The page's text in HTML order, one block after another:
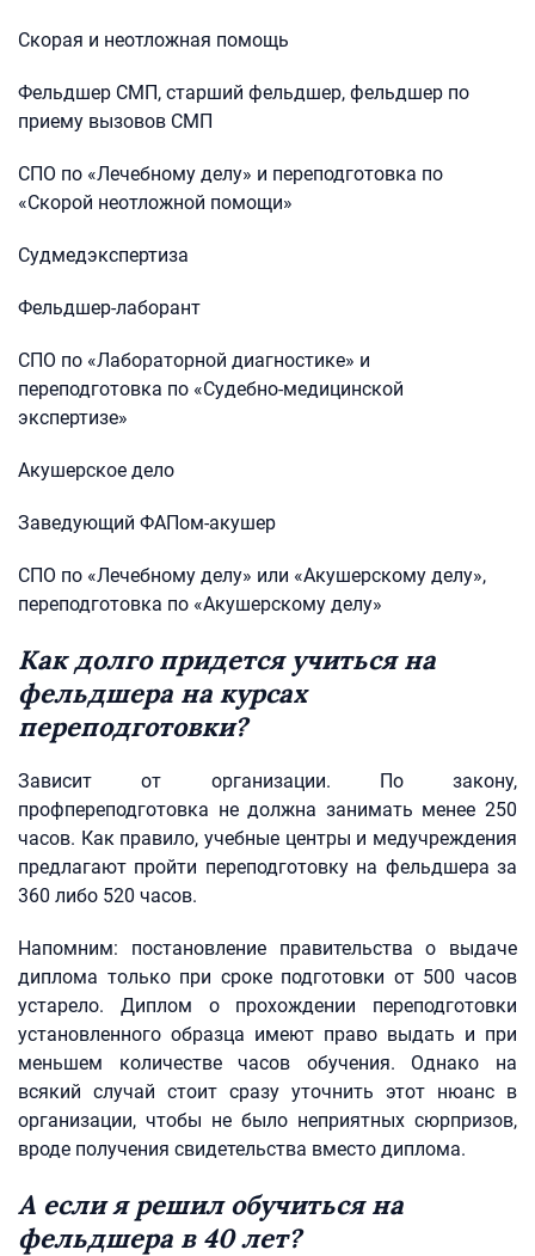
Скорая и неотложная помощь
Фельдшер СМП, старший фельдшер, фельдшер по
приему вызовов СМП
СПО по «Лечебному делу» и переподготовка по
«Скорой неотложной помощи»
Судмедэкспертиза
Фельдшер-лаборант
СПО по «Лабораторной диагностике» и
переподготовка по «Судебно-медицинской
экспертизе»
Акушерское дело
Заведующий ФАПом-акушер
СПО по «Лечебному делу» или «Акушерскому делу»,
переподготовка по «Акушерскому делу»
Как долго придется учиться на
фельдшера на курсах
переподготовки?
Зависит от организации. По закону,
профпереподготовка не должна занимать менее 250
часов. Как правило, учебные центры и медучреждения
предлагают пройти переподготовку на фельдшера за
360 либо 520 часов.
Напомним: постановление правительства о выдаче
диплома только при сроке подготовки от 500 часов
устарело. Диплом о прохождении переподготовки
установленного образца имеют право выдать и при
меньшем количестве часов обучения. Однако на
всякий случай стоит сразу уточнить этот нюанс в
организации, чтобы не было неприятных сюрпризов,
вроде получения свидетельства вместо диплома.
А если я решил обучиться на
фельдшера в 40 лет?